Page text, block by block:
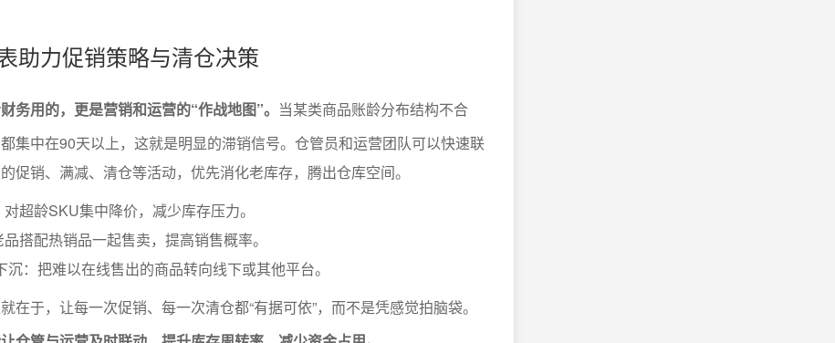
助力促销策略与清仓决策
务用的，更是营销和运营的“作战地图”。 当某类商品账龄分布结构不合
集中在90天以上，这就是明显的滞销信号。仓管员和运营团队可以快速联
促销、满减、清仓等活动，优先消化老库存，腾出仓库空间。
超龄SKU集中降价，减少库存压力。
搭配热销品一起售卖，提高销售概率。
沉：把难以在线售出的商品转向线下或其他平台。
在于，让每一次促销、每一次清仓都“有据可依”，而不是凭感觉拍脑袋。